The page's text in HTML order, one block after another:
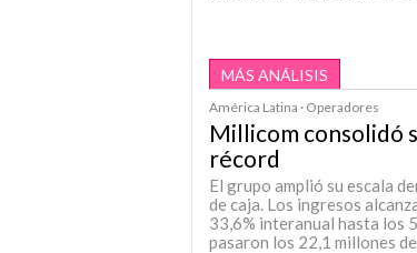
MÁS ANÁLISIS
América Latina · Operadores
Millicom consolidó
récord
El grupo amplió su escala
de caja. Los ingresos
33,6% interanual hasta los
pasaron los 22,1 millones